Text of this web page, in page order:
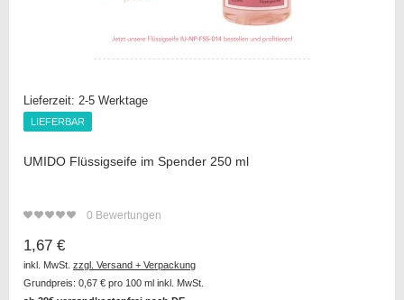
Lieferzeit: 2-5 Werktage
UMIDO Flüssigseife im Spender 250 ml
0 Bewertungen
LIEFERBAR
1,67 €
inkl. MwSt. zzgl. Versand + Verpackung
Grundpreis: 0,67 € pro 100 ml inkl. MwSt.
LIEFERBAR